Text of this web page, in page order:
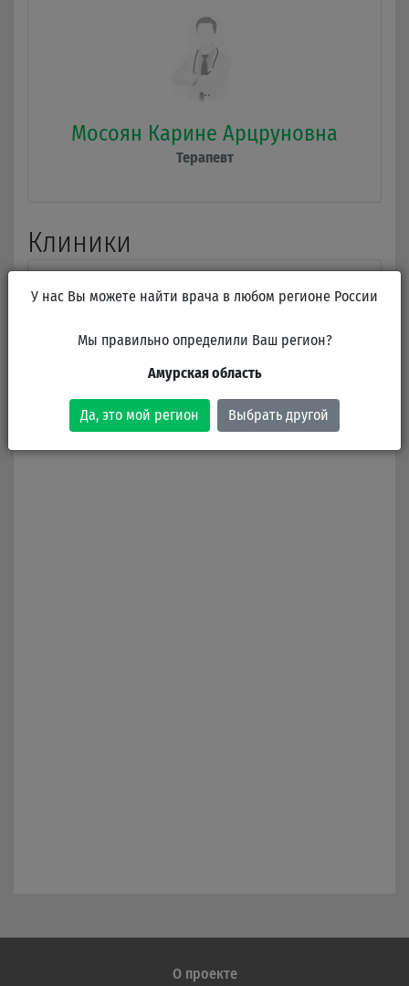
Мосоян Карине Арцруновна
Терапевт
Клиники
Городская поликлиника №1 (филиал)
Амурская область, посёлок Ивановский,
Советская улица, 6
О проекте
У нас Вы можете найти врача в любом регионе России
Мы правильно определили Ваш регион?
Амурская область
Да, это мой регион Выбрать другой